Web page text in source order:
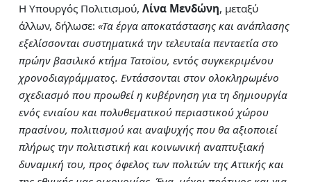
Η Υπουργός Πολιτισμού,Λίνα Μενδώνη, μεταξύ
άλλων, δήλωσε:«Τα έργα αποκατάστασης και ανάπλασης
εξελίσσονται συστηματικά την τελευταία πενταετία στο
πρώην βασιλικό κτήμα Τατοϊου, εντός συγκεκριμένου
χρονοδιαγράμματος. Εντάσσονται στον ολοκληρωμένο
σχεδιασμό που προωθεί η κυβέρνηση για τη δημιουργία
ενός ενιαίου και πολυθεματικού περιαστικού χώρου
πρασίνου, πολιτισμού και αναψυχής που θα αξιοποιεί
πλήρως την πολιτιστική και κοινωνική αναπτυξιακή
δυναμική του, προς όφελος των πολιτών της Αττικής και